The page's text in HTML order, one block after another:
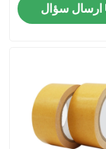
ارسال سؤال